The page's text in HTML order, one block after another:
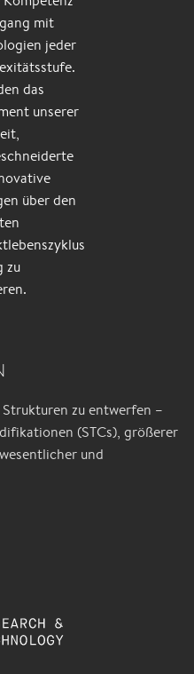
mit
jeder
das
unserer
über den
zu
zu entwerfen –
(STCs), größerer
und